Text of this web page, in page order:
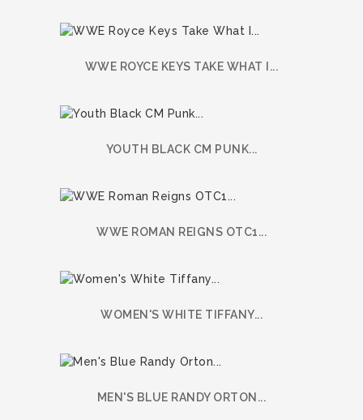
WWE ROYCE KEYS TAKE WHAT I...
YOUTH BLACK CM PUNK...
WWE ROMAN REIGNS OTC1...
WOMEN'S WHITE TIFFANY...
MEN'S BLUE RANDY ORTON...